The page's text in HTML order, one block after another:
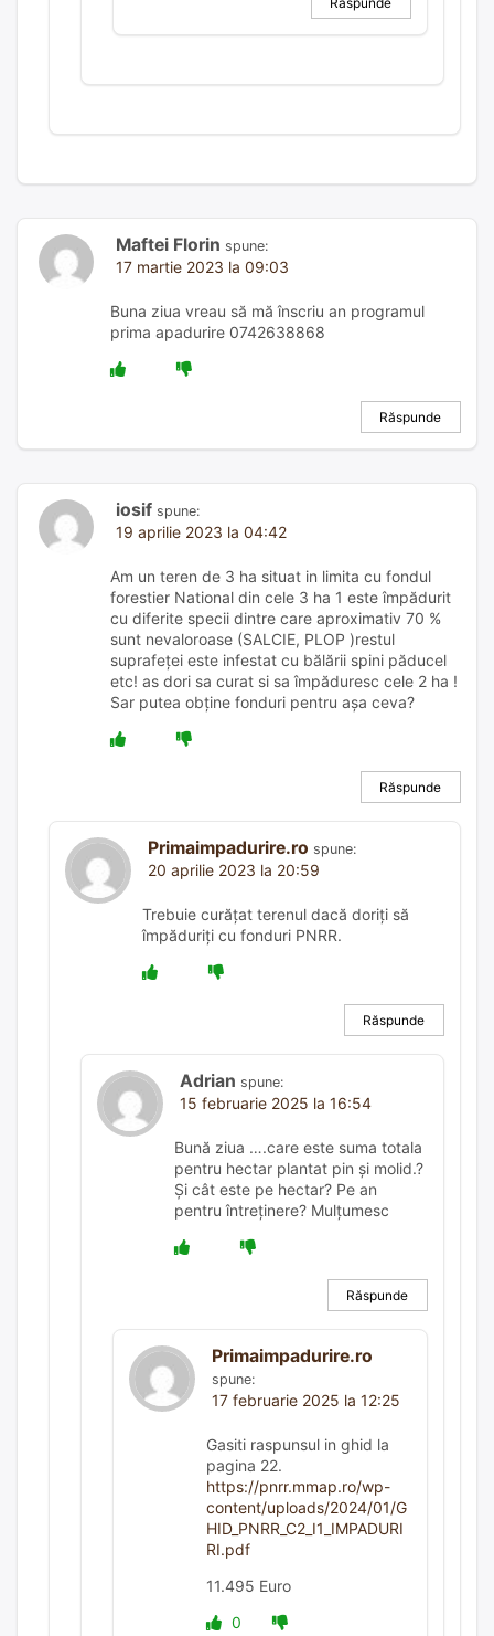
Maftei Florin spune:
17 martie 2023 la 09:03
Buna ziua vreau să mă înscriu an programul
prima apadurire 0742638868
Răspunde
iosif spune:
19 aprilie 2023 la 04:42
Am un teren de 3 ha situat in limita cu fondul
forestier National din cele 3 ha 1 este împădurit
cu diferite specii dintre care aproximativ 70 %
sunt nevaloroase (SALCIE, PLOP )restul
suprafeței este infestat cu bălării spini păducel
etc! as dori sa curat si sa împăduresc cele 2 ha !
Sar putea obține fonduri pentru așa ceva?
Răspunde
Primaimpadurire.ro spune:
20 aprilie 2023 la 20:59
Trebuie curățat terenul dacă doriți să
împăduriți cu fonduri PNRR.
Răspunde
Adrian spune:
15 februarie 2025 la 16:54
Bună ziua ….care este suma totala
pentru hectar plantat pin și molid.?
Și cât este pe hectar? Pe an
pentru întreținere? Mulțumesc
Răspunde
Primaimpadurire.ro
spune:
17 februarie 2025 la 12:25
Gasiti raspunsul in ghid la
pagina 22.
https://pnrr.mmap.ro/wp-
content/uploads/2024/01/G
HID_PNRR_C2_I1_IMPADURI
RI.pdf
11.495 Euro
0